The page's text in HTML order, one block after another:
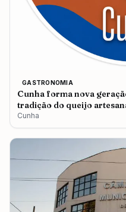
GASTRONOMIA
Cunha forma nova
tradição do queijo
Cunha